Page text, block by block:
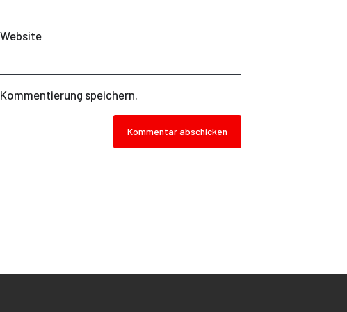
Website
speichern.